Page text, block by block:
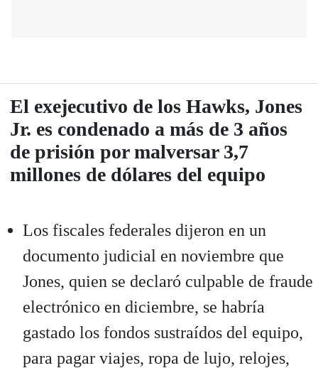
El exejecutivo de los Hawks, Jones
Jr. es condenado a más de 3 años
de prisión por malversar 3,7
millones de dólares del equipo
Los fiscales federales dijeron en un
documento judicial en noviembre que
Jones, quien se declaró culpable de fraude
electrónico en diciembre, se habría
gastado los fondos sustraídos del equipo,
para pagar viajes, ropa de lujo, relojes,